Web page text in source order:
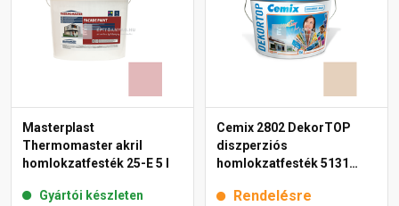
Masterplast
Thermomaster akril
homlokzatfesték 25-E 5 l
Gyártói készleten
Cemix 2802 DekorTOP
diszperziós
homlokzatfesték 5131
Rendelésre